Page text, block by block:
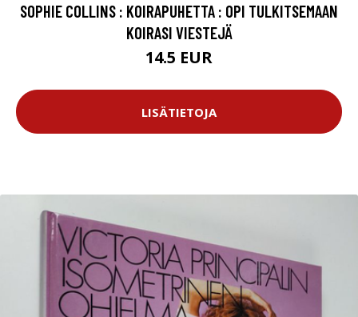
SOPHIE COLLINS : KOIRAPUHETTA : OPI TULKITSEMAAN
KOIRASI VIESTEJÄ
14.5 EUR
LISÄTIETOJA